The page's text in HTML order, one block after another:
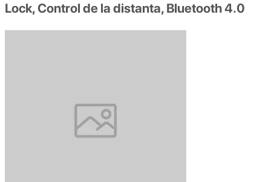
Lock, Control de la distanta, Bluetooth 4.0